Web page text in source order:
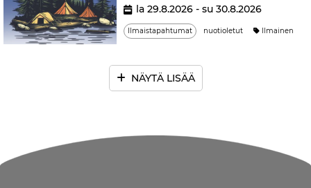
la 29.8.2026 - su 30.8.2026
Ilmaistapahtumat nuotioletut Ilmainen
NÄYTÄ LISÄÄ